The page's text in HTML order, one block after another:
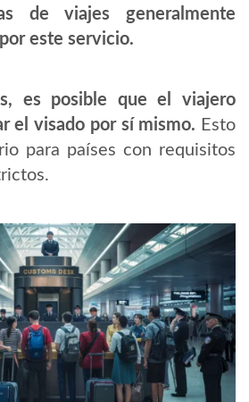
de viajes generalmente
este servicio.
es posible que el viajero
el visado por sí mismo. Esto
para países con requisitos